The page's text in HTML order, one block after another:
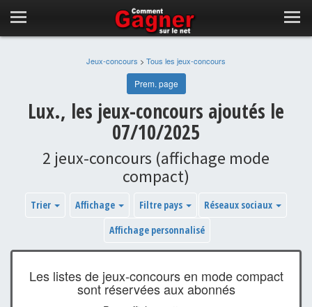
Jeux-concours > Tous les jeux-concours
Prem. page
Lux., les jeux-concours ajoutés le
07/10/2025
2 jeux-concours (affichage mode
compact)
Trier Affichage Filtre pays
Réseaux sociaux
Affichage personnalisé
Les listes de jeux-concours en mode compact
sont réservées aux abonnés